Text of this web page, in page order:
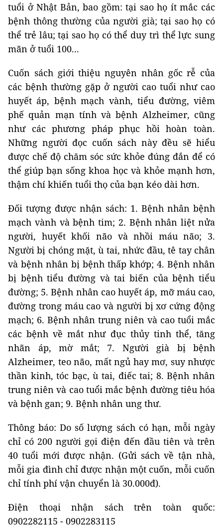
tuổi ở Nhật Bản, bao gồm: tại sao họ ít mắc các
bệnh thông thường của người già; tại sao họ có
thể trẻ lâu; tại sao họ có thể duy trì thể lực sung
mãn ở tuổi 100...
Cuốn sách giới thiệu nguyên nhân gốc rễ của
các bệnh thường gặp ở người cao tuổi như cao
huyết áp, bệnh mạch vành, tiểu đường, viêm
phế quản mạn tính và bệnh Alzheimer, cũng
như các phương pháp phục hồi hoàn toàn.
Những người đọc cuốn sách này đều sẽ hiểu
được chế độ chăm sóc sức khỏe đúng đắn để có
thể giúp bạn sống khoa học và khỏe mạnh hơn,
thậm chí khiến tuổi thọ của bạn kéo dài hơn.
Đối tượng được nhận sách: 1. Bệnh nhân bệnh
mạch vành và bệnh tim; 2. Bệnh nhân liệt nửa
người, huyết khối não và nhồi máu não; 3.
Người bị chóng mặt, ù tai, nhức đầu, tê tay chân
và bệnh nhân bị bệnh thấp khớp; 4. Bệnh nhân
bị bệnh tiểu đường và tai biến của bệnh tiểu
đường; 5. Bệnh nhân cao huyết áp, mỡ máu cao,
đường trong máu cao và người bị xơ cứng động
mạch; 6. Bệnh nhân trung niên và cao tuổi mắc
các bệnh về mắt như đục thủy tinh thể, tăng
nhãn áp, mờ mắt; 7. Người già bị bệnh
Alzheimer, teo não, mất ngủ hay mơ, suy nhược
thần kinh, tóc bạc, ù tai, điếc tai; 8. Bệnh nhân
trung niên và cao tuổi mắc bệnh đường tiêu hóa
và bệnh gan; 9. Bệnh nhân ung thư.
Thông báo: Do số lượng sách có hạn, mỗi ngày
chỉ có 200 người gọi điện đến đầu tiên và trên
40 tuổi mới được nhận. (Gửi sách về tận nhà,
mỗi gia đình chỉ được nhận một cuốn, mỗi cuốn
chỉ tính phí vận chuyển là 30.000đ).
Điện thoại nhận sách trên toàn quốc:
0902282115 - 0902283115